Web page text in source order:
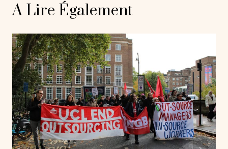
A Lire Également